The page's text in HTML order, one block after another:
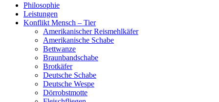
Philosophie
Leistungen
Konflikt Mensch – Tier
Amerikanischer Reismehlkäfer
Amerikanische Schabe
Bettwanze
Braunbandschabe
Brotkäfer
Deutsche Schabe
Deutsche Wespe
Dörrobstmotte